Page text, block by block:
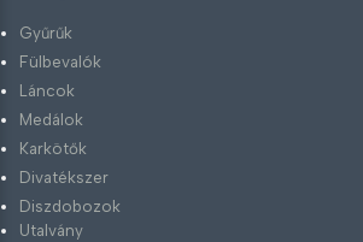
Gyűrűk
Fülbevalók
Láncok
Medálok
Karkötők
Divatékszer
Diszdobozok
Utalvány